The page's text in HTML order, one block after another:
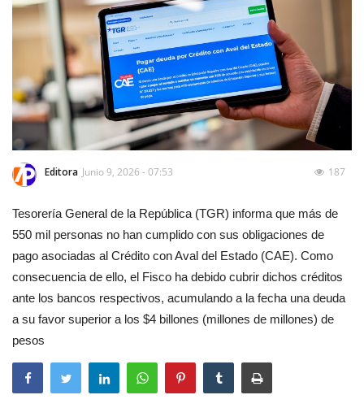
Deporte
Espectáculos
Editora Junio 9, 2026 - 07:53 187
Tesorería General de la República (TGR) informa que más de
550 mil personas no han cumplido con sus obligaciones de
pago asociadas al Crédito con Aval del Estado (CAE). Como
consecuencia de ello, el Fisco ha debido cubrir dichos créditos
ante los bancos respectivos, acumulando a la fecha una deuda
a su favor superior a los $4 billones (millones de millones) de
pesos